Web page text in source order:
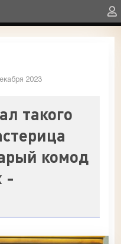
2023
такого
комод
-